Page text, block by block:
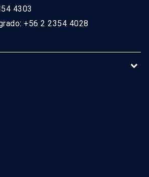
4303
+56 2 2354 4028